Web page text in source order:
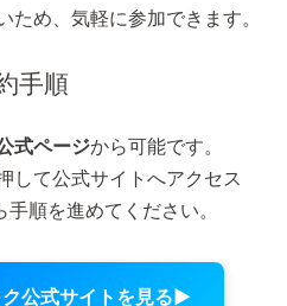
め、気軽に参加できます。
手順
式ページから可能です。
して公式サイトへアクセス
手順を進めてください。
公式サイトを見る▶